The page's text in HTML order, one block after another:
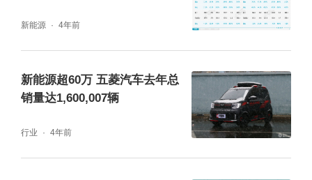
新能源 4年前
新能源超60万 五菱汽车去年总
销量达1,600,007辆
行业 4年前